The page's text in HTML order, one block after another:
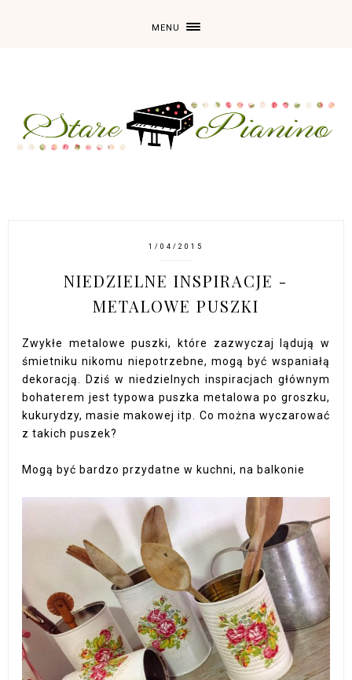
MENU
1/04/2015
NIEDZIELNE INSPIRACJE -
METALOWE PUSZKI
Zwykłe metalowe puszki, które zazwyczaj lądują w
śmietniku nikomu niepotrzebne, mogą być wspaniałą
dekoracją. Dziś w niedzielnych inspiracjach głównym
bohaterem jest typowa puszka metalowa po groszku,
kukurydzy, masie makowej itp. Co można wyczarować
z takich puszek?
Mogą być bardzo przydatne w kuchni, na balkonie